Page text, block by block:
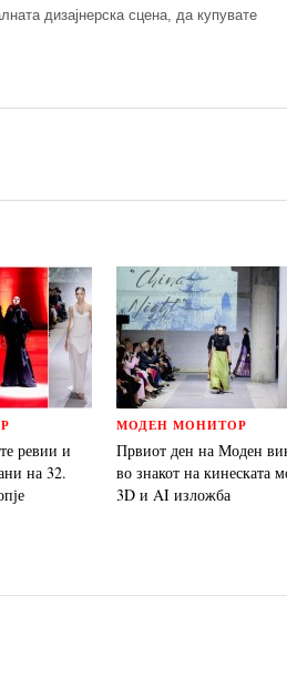
дизајнерска сцена, да купувате
ревии и
на 32.
МОДЕН МОНИТОР
Првиот ден на Моден
во знакот на кинеската
3D и AI изложба